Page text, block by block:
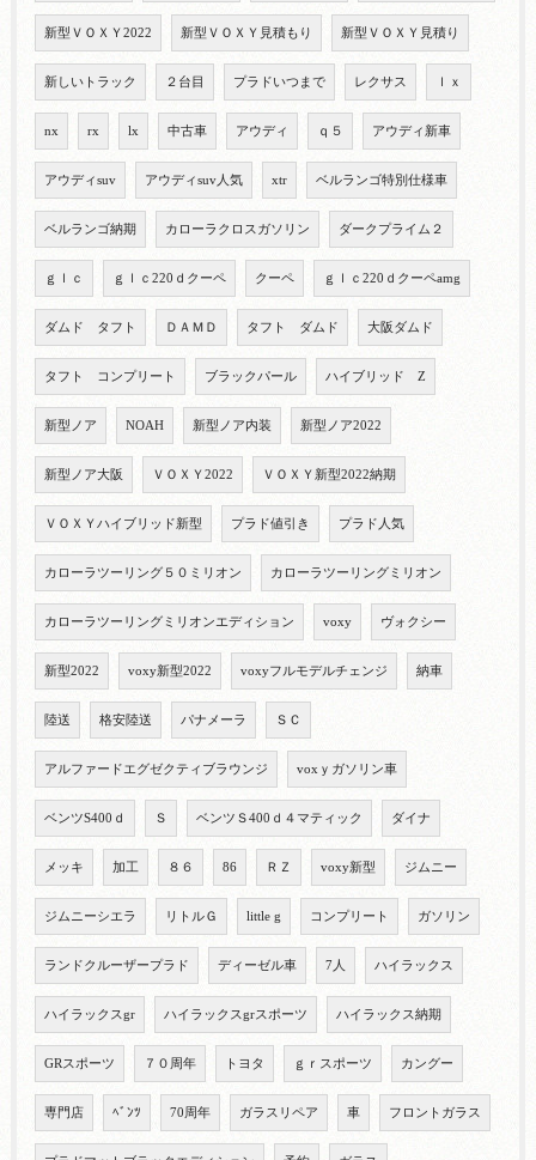
新型ＶＯＸＹ2022 新型ＶＯＸＹ見積もり 新型ＶＯＸＹ見積り
新しいトラック ２台目 プラドいつまで レクサス ｌｘ
nx rx lx 中古車 アウディ ｑ５ アウディ新車
アウディsuv アウディsuv人気 xtr ベルランゴ特別仕様車
ベルランゴ納期 カローラクロスガソリン ダークプライム２
ｇｌｃ ｇｌｃ220ｄクーペ クーペ ｇｌｃ220ｄクーペamg
ダムド タフト ＤＡＭＤ タフト ダムド 大阪ダムド
タフト コンプリート ブラックパール ハイブリッド Z
新型ノア NOAH 新型ノア内装 新型ノア2022
新型ノア大阪 ＶＯＸＹ2022 ＶＯＸＹ新型2022納期
ＶＯＸＹハイブリッド新型 プラド値引き プラド人気
カローラツーリング５０ミリオン カローラツーリングミリオン
カローラツーリングミリオンエディション voxy ヴォクシー
新型2022 voxy新型2022 voxyフルモデルチェンジ 納車
陸送 格安陸送 パナメーラ ＳＣ
アルファードエグゼクティブラウンジ voxｙガソリン車
ベンツS400ｄ Ｓ ベンツＳ400ｄ４マティック ダイナ
メッキ 加工 ８６ 86 ＲＺ voxy新型 ジムニー
ジムニーシエラ リトルＧ little g コンプリート ガソリン
ランドクルーザープラド ディーゼル車 7人 ハイラックス
ハイラックスgr ハイラックスgrスポーツ ハイラックス納期
GRスポーツ ７０周年 トヨタ ｇｒスポーツ カングー
専門店 ﾍﾞﾝﾂ 70周年 ガラスリペア 車 フロントガラス